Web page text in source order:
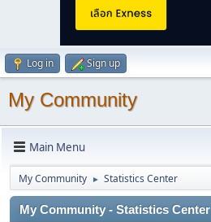
Log in Sign up
My Community
Main Menu
My Community ► Statistics Center
My Community - Statistics Center